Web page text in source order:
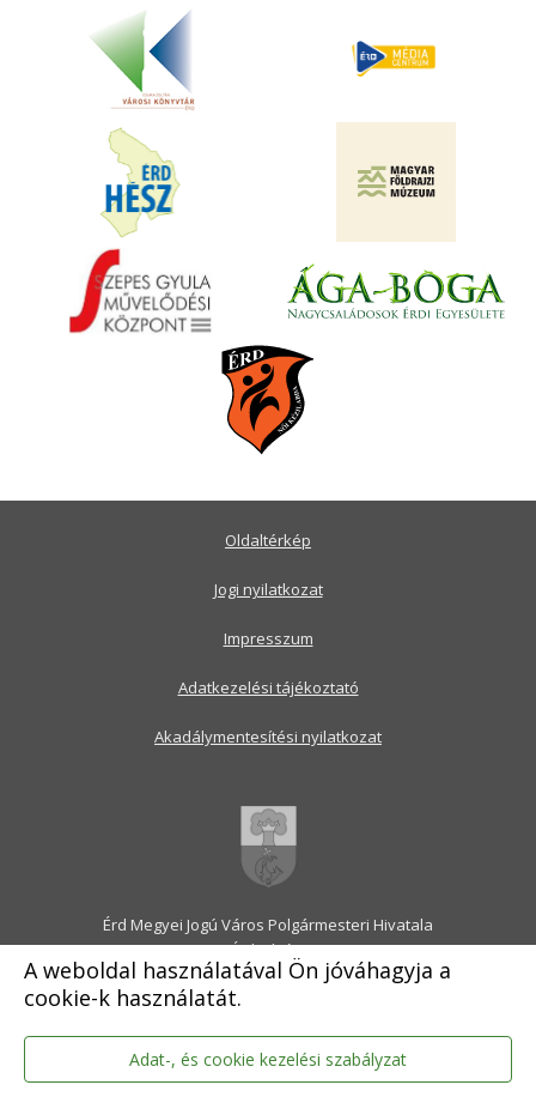
A weboldal használatával Ön jóváhagyja a
cookie-k használatát.
Adat-, és cookie kezelési szabályzat
Érd Megyei Jogú Város Polgármesteri Hivatala
2030 Érd, Alsó utca 1.
Levélcím: 2031 Érd, Pf.: 31
E-mail:onkormanyzat@erd.hu
Telefonközpont:06-23-522-300
Ügyfélszolgálat:06-23-522-301
Hivatali Kapu: ERDPH
Oldaltérkép
Jogi nyilatkozat
Impresszum
Adatkezelési tájékoztató
Akadálymentesítési nyilatkozat